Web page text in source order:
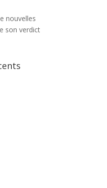
nouvelles
son verdict